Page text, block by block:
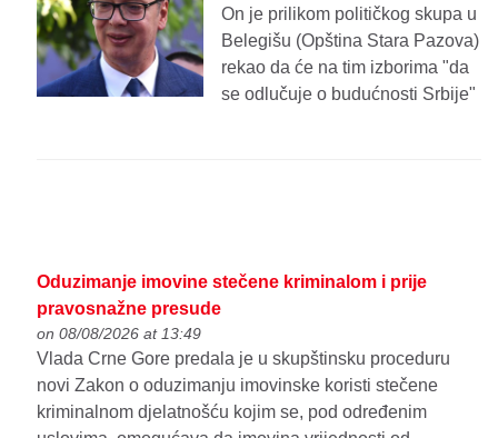
On je prilikom političkog skupa u
Belegišu (Opština Stara Pazova)
rekao da će na tim izborima "da
se odlučuje o budućnosti Srbije"
Oduzimanje imovine stečene kriminalom i prije
pravosnažne presude
on 08/08/2026 at 13:49
Vlada Crne Gore predala je u skupštinsku proceduru
novi Zakon o oduzimanju imovinske koristi stečene
kriminalnom djelatnošću kojim se, pod određenim